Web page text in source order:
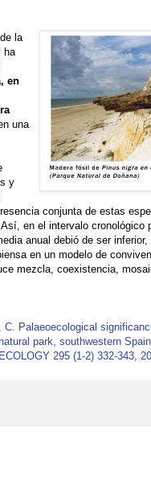
de la
ha
en
una
y
conjunta de estas
en el intervalo cronológico
anual debió de ser
en un modelo de
mezcla, coexistencia,
Palaeoecological
park, southwestern
295 (1-2) 332-343,